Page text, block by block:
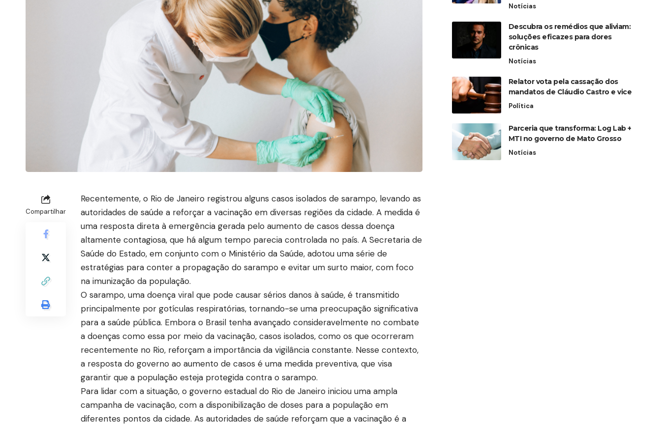
Compartilhar
Recentemente, o Rio de Janeiro registrou alguns casos isolados de sarampo, levando as
autoridades de saúde a reforçar a vacinação em diversas regiões da cidade. A medida é
uma resposta direta à emergência gerada pelo aumento de casos dessa doença
altamente contagiosa, que há algum tempo parecia controlada no país. A Secretaria de
Saúde do Estado, em conjunto com o Ministério da Saúde, adotou uma série de
estratégias para conter a propagação do sarampo e evitar um surto maior, com foco
na imunização da população.
O sarampo, uma doença viral que pode causar sérios danos à saúde, é transmitido
principalmente por gotículas respiratórias, tornando-se uma preocupação significativa
para a saúde pública. Embora o Brasil tenha avançado consideravelmente no combate
a doenças como essa por meio da vacinação, casos isolados, como os que ocorreram
recentemente no Rio, reforçam a importância da vigilância constante. Nesse contexto,
a resposta do governo ao aumento de casos é uma medida preventiva, que visa
garantir que a população esteja protegida contra o sarampo.
Para lidar com a situação, o governo estadual do Rio de Janeiro iniciou uma ampla
campanha de vacinação, com a disponibilização de doses para a população em
diferentes pontos da cidade. As autoridades de saúde reforçam que a vacinação é a
Notícias
Descubra os remédios que aliviam:
soluções eficazes para dores
crônicas
Notícias
Relator vota pela cassação dos
mandatos de Cláudio Castro e vice
Política
Parceria que transforma: Log Lab +
MTI no governo de Mato Grosso
Notícias